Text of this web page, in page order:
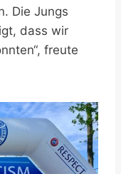
Die Jungs
dass wir
freute